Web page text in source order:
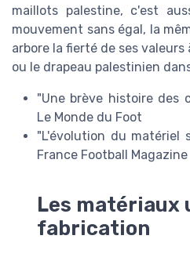
maillots palestine, c'est
mouvement sans égal, la
arbore la fierté de ses
ou le drapeau palestinien
"Une brève histoire des
Le Monde du Foot
"L'évolution du
France Football Magazine
Les matériaux
fabrication